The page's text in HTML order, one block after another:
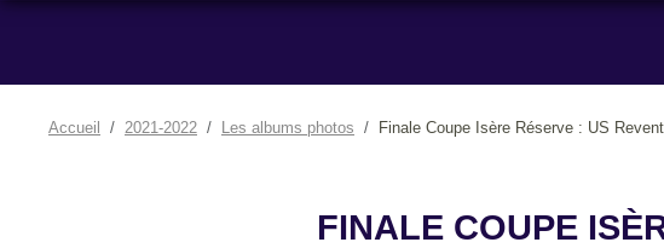
Accueil 2021-2022 Les albums photos Finale Coupe Isère Réserve : US
FINALE COUPE